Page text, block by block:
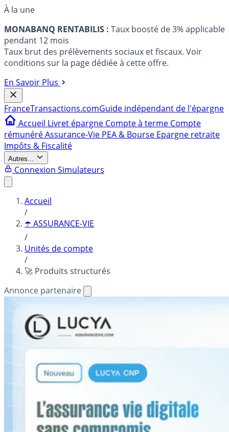
À la une
MONABANQ RENTABILIS : Taux boosté de 3% applicable
pendant 12 mois
Taux brut des prélèvements sociaux et fiscaux. Voir
conditions sur la page dédiée à cette offre.
En Savoir Plus
FranceTransactions.comGuide indépendant de l'épargne
Accueil Livret épargne Compte à terme Compte
rémunéréAssurance-Vie PEA & Bourse Epargne retraite
Impôts & Fiscalité
Autres...
Connexion Simulateurs
Accueil
/
☂️ ASSURANCE-VIE
/
Unités de compte
/
🚀 Produits structurés
Annonce partenaire